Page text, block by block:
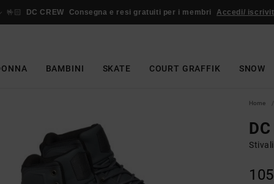
🤟🏻 DC CREW Consegna e resi gratuiti per i membri Accedi/
BAMBINI SKATE COURT GRAFFIK SNOW
Home